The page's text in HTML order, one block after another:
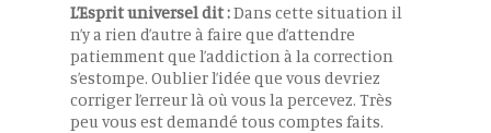
L’Esprit universel dit :Dans cette situation il
n’y a rien d’autre à faire que d’attendre
patiemment que l’addiction à la correction
s’estompe. Oublier l’idée que vous devriez
corriger l’erreur là où vous la percevez. Très
peu vous est demandé tous comptes faits.